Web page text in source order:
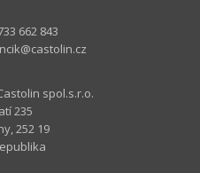
662 843
spol.s.r.o.
235
252 19